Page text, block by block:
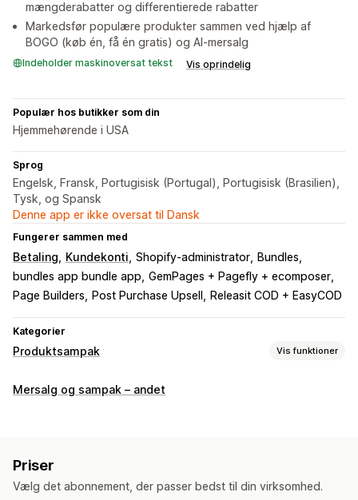
mængderabatter og differentierede rabatter
Markedsfør populære produkter sammen ved hjælp af
BOGO (køb én, få én gratis) og AI-mersalg
Indeholder maskinoversat tekst Vis oprindelig
Populær hos butikker som din
Hjemmehørende i USA
Sprog
Engelsk, Fransk, Portugisisk (Portugal), Portugisisk (Brasilien),
Tysk, og Spansk
Denne app er ikke oversat til Dansk
Fungerer sammen med
Betaling Kundekonti Shopify-administrator
Bundles
bundles app bundle app GemPages + Pagefly + ecomposer
Page Builders
Post Purchase Upsell Releasit COD + EasyCOD
Kategorier
Produktsampak Vis funktioner
Pakketyper
Abonnementskasser
Krydssalgspakker Ofte købt sammen
Mersalg og sampak – andet
Priser
Vælg det abonnement, der passer bedst til din virksomhed.